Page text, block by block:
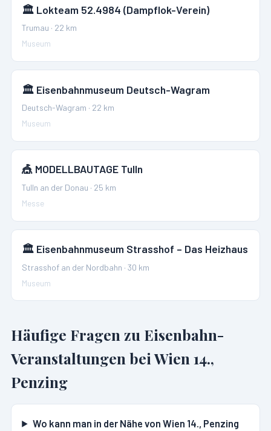
🏛️ Lokteam 52.4984 (Dampflok-Verein)
Trumau · 22 km
Museum
🏛️ Eisenbahnmuseum Deutsch-Wagram
Deutsch-Wagram · 22 km
Museum
🎪 MODELLBAUTAGE Tulln
Tulln an der Donau · 25 km
Messe
🏛️ Eisenbahnmuseum Strasshof – Das Heizhaus
Strasshof an der Nordbahn ·30 km
Museum
Häufige Fragen zu Eisenbahn-
Veranstaltungen beiWien 14.,
Penzing
Wo kann man in der Nähe von Wien 14., Penzing